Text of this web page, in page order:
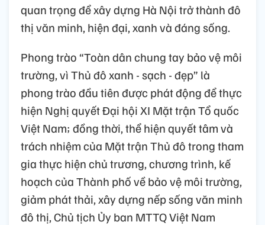
quan trọng để xây dựng Hà Nội trở thành đô
thị văn minh, hiện đại, xanh và đáng sống.
Phong trào “Toàn dân chung tay bảo vệ môi
trường, vì Thủ đô xanh - sạch - đẹp” là
phong trào đầu tiên được phát động để thực
hiện Nghị quyết Đại hội XI Mặt trận Tổ quốc
Việt Nam; đồng thời, thể hiện quyết tâm và
trách nhiệm của Mặt trận Thủ đô trong tham
gia thực hiện chủ trương, chương trình, kế
hoạch của Thành phố về bảo vệ môi trường,
giảm phát thải, xây dựng nếp sống văn minh
đô thị, Chủ tịch Ủy ban MTTQ Việt Nam